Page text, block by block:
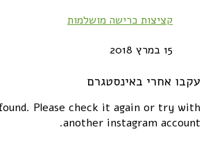
קציצות כרישה מושלמות
15 במרץ 2018
עקבו אחרי באינסטגרם
Please check it again or try with
another instagram account.